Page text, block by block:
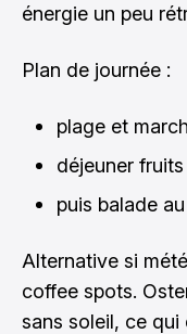
énergie un peu
Plan de journée :
plage et
déjeuner
puis balade
Alternative si
coffee spots.
sans soleil, ce